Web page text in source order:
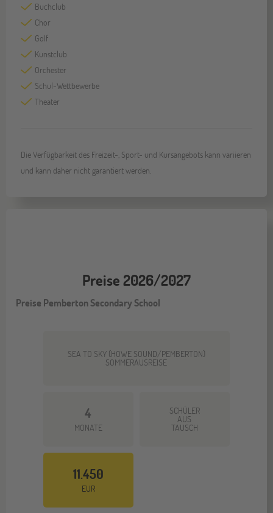
Buchclub
Chor
Golf
Kunstclub
Orchester
Schul-Wettbewerbe
Theater
Die Verfügbarkeit des Freizeit-, Sport- und Kursangebots kann variieren
und kann daher nicht garantiert werden.
Preise 2026/2027
Preise Pemberton Secondary School
SEA TO SKY (HOWE SOUND/PEMBERTON)
SOMMERAUSREISE
4
MONATE
SCHÜLER
AUS
TAUSCH
11.450
EUR